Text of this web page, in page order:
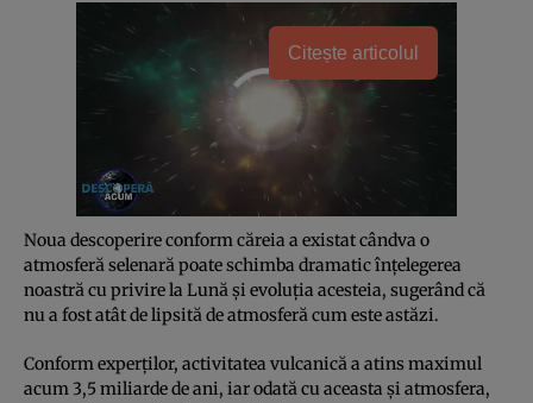
Citește articolul
Noua descoperire conform căreia a existat cândva o
atmosferă selenară poate schimba dramatic înţelegerea
noastră cu privire la Lună şi evoluţia acesteia, sugerând că
nu a fost atât de lipsită de atmosferă cum este astăzi.
Conform experţilor, activitatea vulcanică a atins maximul
acum 3,5 miliarde de ani, iar odată cu aceasta şi atmosfera,